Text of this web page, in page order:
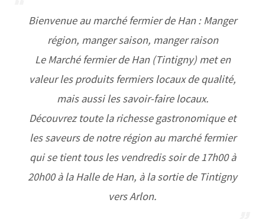
Bienvenue au marché fermier de Han : Manger
région, manger saison, manger raison
Le Marché fermier de Han (Tintigny) met en
valeur les produits fermiers locaux de qualité,
mais aussi les savoir-faire locaux.
Découvrez toute la richesse gastronomique et
les saveurs de notre région au marché fermier
qui se tient tous les vendredis soir de 17h00 à
20h00 à la Halle de Han, à la sortie de Tintigny
vers Arlon.